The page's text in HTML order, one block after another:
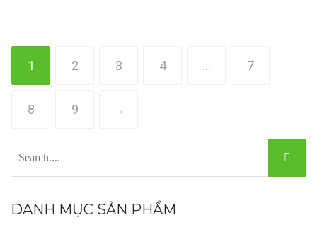
1 2 3 4 … 7
8 9 →
DANH MỤC SẢN PHẨM